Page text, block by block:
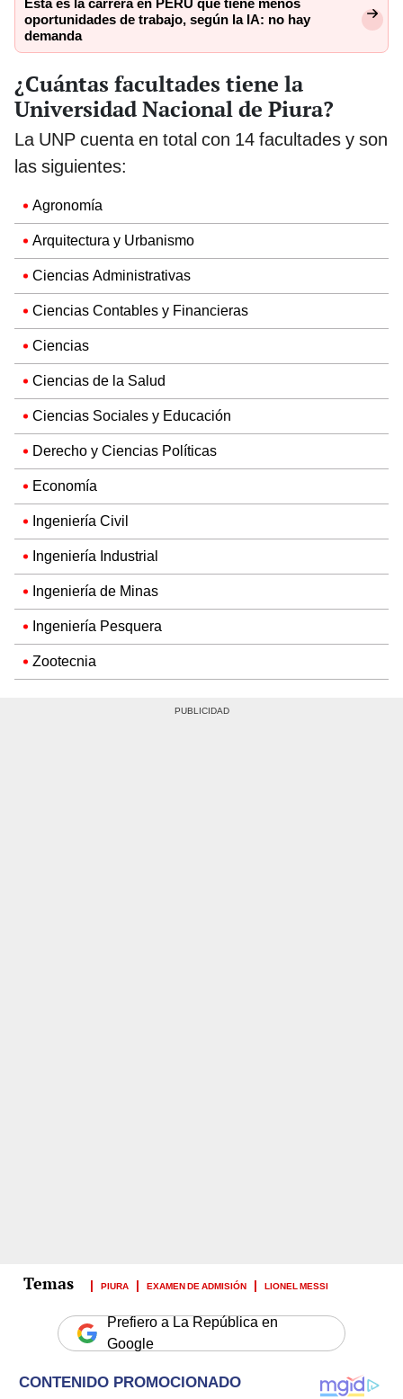
Esta es la carrera en PERÚ que tiene menos
oportunidades de trabajo, según la IA: no hay
demanda
¿Cuántas facultades tiene la
Universidad Nacional de Piura?
La UNP cuenta en total con 14 facultades y son
las siguientes:
Agronomía
Arquitectura y Urbanismo
Ciencias Administrativas
Ciencias Contables y Financieras
Ciencias
Ciencias de la Salud
Ciencias Sociales y Educación
Derecho y Ciencias Políticas
Economía
Ingeniería Civil
Ingeniería Industrial
Ingeniería de Minas
Ingeniería Pesquera
Zootecnia
PIURA EXAMEN DE ADMISIÓN LIONEL MESSI
Prefiero a La República en
Google